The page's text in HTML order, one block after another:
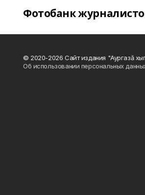
Фотобанк
© 2020-2026 Сайт издания "Аургазă
Об использовании персональных